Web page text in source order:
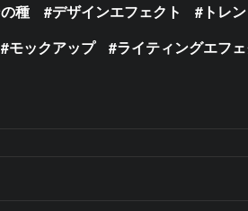
種 デザインエフェクト トレ
モックアップ ライティングエフェ